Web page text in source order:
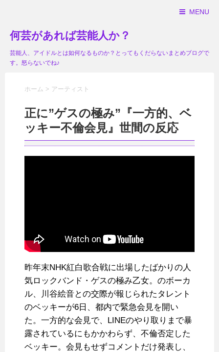
MENU
何芸があれば芸能人か？
芸能人、アイドルとは如何なるものか？とってもくだらないまとめブログで
す。怒らないでね♪
ホーム > アーティスト
正に”ゲスの極み”『一方的、ベ
ッキー不倫会見』世間の反応
昨年末NHK紅白歌合戦に出場したばかりの人
気ロックバンド・ゲスの極み乙女。のボーカ
ル、川谷絵音との交際が報じられたタレント
のベッキーが6日、都内で緊急会見を開い
た。一方的な会見で、LINEのやり取りまで暴
露されているにもかかわらず、不倫否定した
ベッキー。会見もせずコメントだけ発表し、